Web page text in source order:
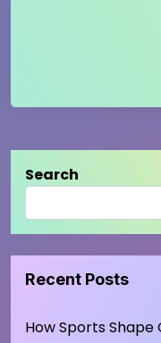
Search
Recent Posts
How Sports